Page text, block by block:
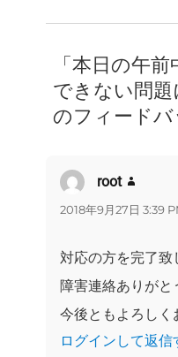
「本日の午
できない問
のフィードバ
root
り:
2018年9月27日 3:39
対応の方を完了致
障害連絡ありがと
今後ともよろしく
ログインして返信